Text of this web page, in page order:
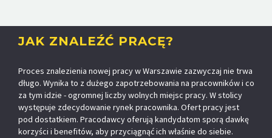
JAK ZNALEŹĆ PRACĘ?
Proces znalezienia nowej pracy w Warszawie zazwyczaj nie trwa
długo. Wynika to z dużego zapotrzebowania na pracowników i co
za tym idzie - ogromnej liczby wolnych miejsc pracy. W stolicy
występuje zdecydowanie rynek pracownika. Ofert pracy jest
pod dostatkiem. Pracodawcy oferują kandydatom sporą dawkę
korzyści i benefitów, aby przyciągnąć ich właśnie do siebie.